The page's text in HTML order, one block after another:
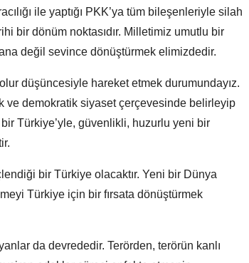
ile yaptığı PKK’ya tüm bileşenleriyle silah
bir dönüm noktasıdır. Milletimiz umutlu bir
değil sevince dönüştürmek elimizdedir.
düşüncesiyle hareket etmek durumundayız.
ve demokratik siyaset çerçevesinde belirleyip
Türkiye’yle, güvenlikli, huzurlu yeni bir
bir Türkiye olacaktır. Yeni bir Dünya
Türkiye için bir fırsata dönüştürmek
da devrededir. Terörden, terörün kanlı